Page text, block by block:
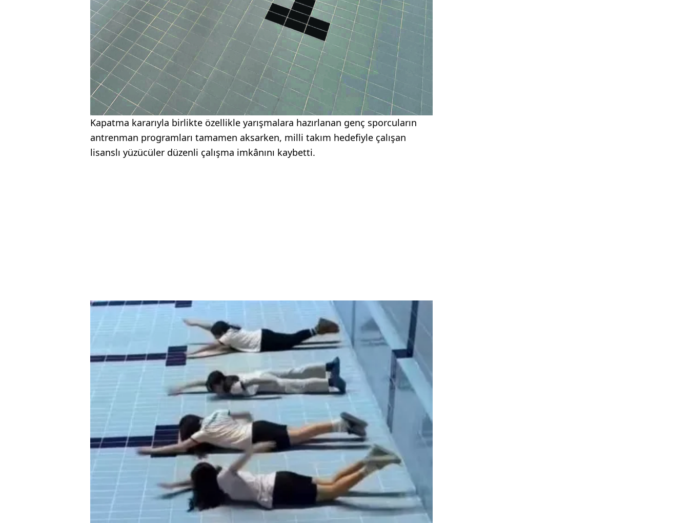
Kapatma kararıyla birlikte özellikle yarışmalara hazırlanan genç sporcuların
antrenman programları tamamen aksarken, milli takım hedefiyle çalışan
lisanslı yüzücüler düzenli çalışma imkânını kaybetti.